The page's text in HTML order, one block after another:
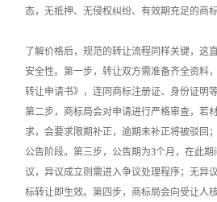
态，无抵押、无侵权纠纷、有效期充足的商标
了解价格后，规范的转让流程同样关键，这
安全性。第一步，转让双方需准备齐全资料
转让申请书》，连同商标注册证、身份证明
第二步，商标局会对申请进行严格审查，若
求，会要求限期补正，逾期未补正将被驳回
公告阶段。第三步，公告期为3个月，在此
议，异议成立则需进入争议处理程序；无异
标转让即生效。第四步，商标局会向受让人